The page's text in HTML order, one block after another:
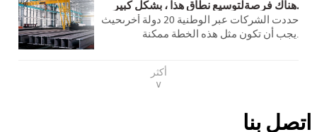
هناك فرصةلتوسيع نطاق هذا ، بشكل كبير.
حددت الشركات عبر الوطنية 20 دولة أخرىحيث
يجب أن تكون مثل هذه الخطة ممكنة.
أكثر
∨
اتصل بنا